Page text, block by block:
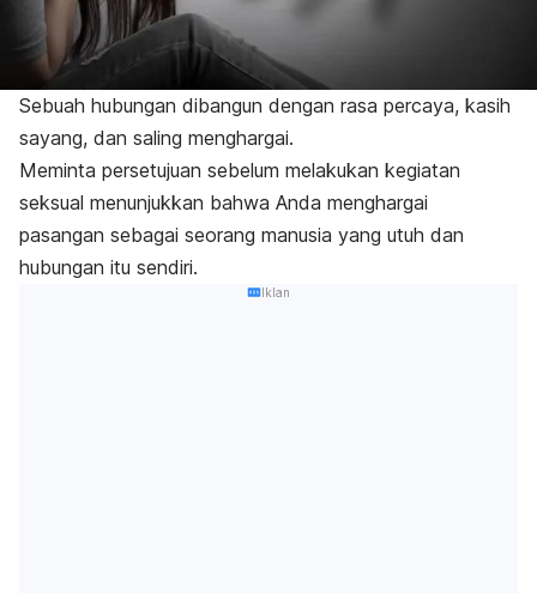
Sebuah hubungan dibangun dengan rasa percaya, kasih
sayang, dan saling menghargai.
Meminta persetujuan sebelum melakukan kegiatan
seksual menunjukkan bahwa Anda menghargai
pasangan sebagai seorang manusia yang utuh dan
hubungan itu sendiri.
Iklan